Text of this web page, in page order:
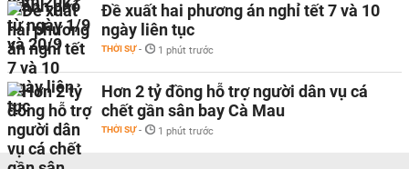
Đề xuất hai phương án nghỉ tết 7 và 10
ngày liên tục
THỜI SỰ - 1 phút trước
Hơn 2 tỷ đồng hỗ trợ người dân vụ cá
chết gần sân bay Cà Mau
THỜI SỰ - 1 phút trước